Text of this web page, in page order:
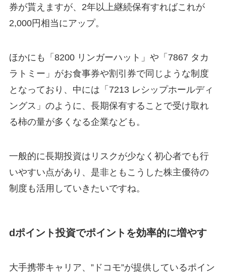
券が貰えますが、2年以上継続保有すればこれが
2,000円相当にアップ。
ほかにも「8200 リンガーハット」や「7867 タカ
ラトミー」がお食事券や割引券で同じような制度
となっており、中には「7213 レシップホールディ
ングス」のように、長期保有することで受け取れ
る柿の量が多くなる企業なども。
一般的に長期投資はリスクが少なく初心者でも行
いやすい点があり、是非ともこうした株主優待の
制度も活用していきたいですね。
dポイント投資でポイントを効率的に増やす
大手携帯キャリア、”ドコモ”が提供しているポイン